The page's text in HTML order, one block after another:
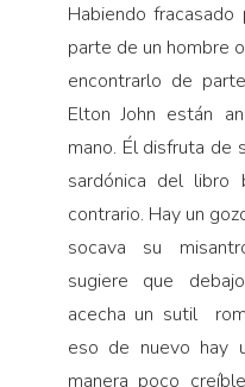
Habiendo
parte de un hombre
encontrarlo de
Elton John están
mano. Él disfruta de
sardónica del libro
contrario. Hay un
socava su
sugiere que
acecha un sutil
eso de nuevo hay
manera poco